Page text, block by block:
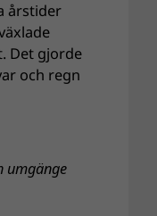
årstider
Det gjorde
och regn
umgänge